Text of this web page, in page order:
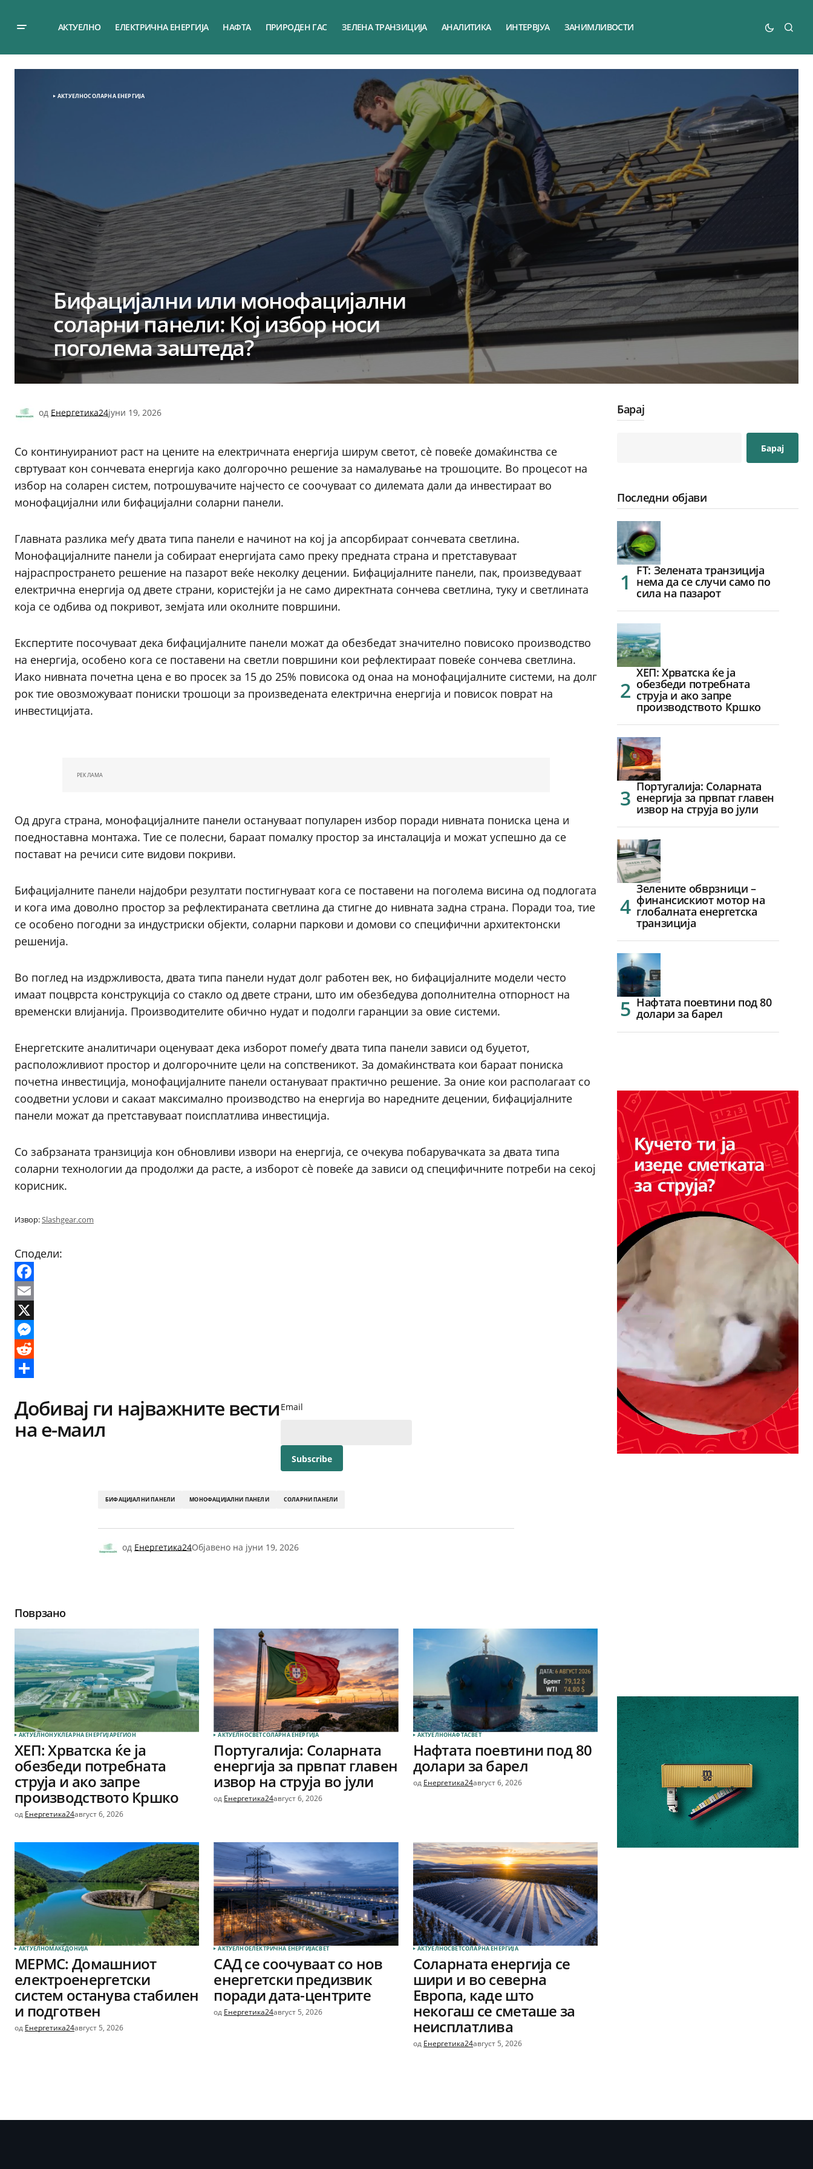
АКТУЕЛНО ЕЛЕКТРИЧНА ЕНЕРГИЈА НАФТА ПРИРОДЕН ГАС ЗЕЛЕНА ТРАНЗИЦИЈА АНАЛИТИКА ИНТЕРВЈУА ЗАНИМЛИВОСТИ
АКТУЕЛНОСОЛАРНА EНЕРГИЈА
Бифацијални или монофацијални
соларни панели: Кој избор носи
поголема заштеда?
од Енергетика24јуни 19, 2026
Со континуираниот раст на цените на електричната енергија ширум светот, сѐ повеќе домаќинства се
свртуваат кон сончевата енергија како долгорочно решение за намалување на трошоците. Во процесот на
избор на соларен систем, потрошувачите најчесто се соочуваат со дилемата дали да инвестираат во
монофацијални или бифацијални соларни панели.
Главната разлика меѓу двата типа панели е начинот на кој ја апсорбираат сончевата светлина.
Монофацијалните панели ја собираат енергијата само преку предната страна и претставуваат
најраспространето решение на пазарот веќе неколку децении. Бифацијалните панели, пак, произведуваат
електрична енергија од двете страни, користејќи ја не само директната сончева светлина, туку и светлината
која се одбива од покривот, земјата или околните површини.
Експертите посочуваат дека бифацијалните панели можат да обезбедат значително повисоко производство
на енергија, особено кога се поставени на светли површини кои рефлектираат повеќе сончева светлина.
Иако нивната почетна цена е во просек за 15 до 25% повисока од онаа на монофацијалните системи, на долг
рок тие овозможуваат пониски трошоци за произведената електрична енергија и повисок поврат на
инвестицијата.
РЕКЛАМА
Од друга страна, монофацијалните панели остануваат популарен избор поради нивната пониска цена и
поедноставна монтажа. Тие се полесни, бараат помалку простор за инсталација и можат успешно да се
постават на речиси сите видови покриви.
Бифацијалните панели најдобри резултати постигнуваат кога се поставени на поголема висина од подлогата
и кога има доволно простор за рефлектираната светлина да стигне до нивната задна страна. Поради тоа, тие
се особено погодни за индустриски објекти, соларни паркови и домови со специфични архитектонски
решенија.
Во поглед на издржливоста, двата типа панели нудат долг работен век, но бифацијалните модели често
имаат поцврста конструкција со стакло од двете страни, што им обезбедува дополнителна отпорност на
временски влијанија. Производителите обично нудат и подолги гаранции за овие системи.
Енергетските аналитичари оценуваат дека изборот помеѓу двата типа панели зависи од буџетот,
расположливиот простор и долгорочните цели на сопственикот. За домаќинствата кои бараат пониска
почетна инвестиција, монофацијалните панели остануваат практично решение. За оние кои располагаат со
соодветни услови и сакаат максимално производство на енергија во наредните децении, бифацијалните
панели можат да претставуваат поисплатлива инвестиција.
Со забрзаната транзиција кон обновливи извори на енергија, се очекува побарувачката за двата типа
соларни технологии да продолжи да расте, а изборот сè повеќе да зависи од специфичните потреби на секој
корисник.
Извор:Slashgear.com
Сподели:
Facebook
Email
X
Messenger
Reddit
Добивај ги најважните вести
на е-маил
Email
БИФАЦИЈАЛНИ ПАНЕЛИ МОНОФАЦИЈАЛНИ ПАНЕЛИ СОЛАРНИ ПАНЕЛИ
од Енергетика24Објавено на јуни 19, 2026
Поврзано
АКТУЕЛНОНУКЛЕАРНА ЕНЕРГИЈАРЕГИОН
ХЕП: Хрватска ќе ја
обезбеди потребната
струја и ако запре
производството Кршко
од Енергетика24август 6, 2026
АКТУЕЛНОСВЕТСОЛАРНА EНЕРГИЈА
Португалија: Соларната
енергија за првпат главен
извор на струја во јули
од Енергетика24август 6, 2026
АКТУЕЛНОНАФТАСВЕТ
Нафтата поевтини под 80
долари за барел
од Енергетика24август 6, 2026
АКТУЕЛНОМАКЕДОНИЈА
МЕРМС: Домашниот
електроенергетски
систем останува стабилен
и подготвен
од Енергетика24август 5, 2026
АКТУЕЛНОЕЛЕКТРИЧНА ЕНЕРГИЈАСВЕТ
САД се соочуваат со нов
енергетски предизвик
поради дата-центрите
од Енергетика24август 5, 2026
АКТУЕЛНОСВЕТСОЛАРНА EНЕРГИЈА
Соларната енергија се
шири и во северна
Европа, каде што
некогаш се сметаше за
неисплатлива
од Енергетика24август 5, 2026
Барај
Барај
Последни објави
FT: Зелената транзиција
нема да се случи само по
сила на пазарот
ХЕП: Хрватска ќе ја
обезбеди потребната
струја и ако запре
производството Кршко
Португалија: Соларната
енергија за првпат главен
извор на струја во јули
Зелените обврзници –
финансискиот мотор на
глобалната енергетска
транзиција
Нафтата поевтини под 80
долари за барел